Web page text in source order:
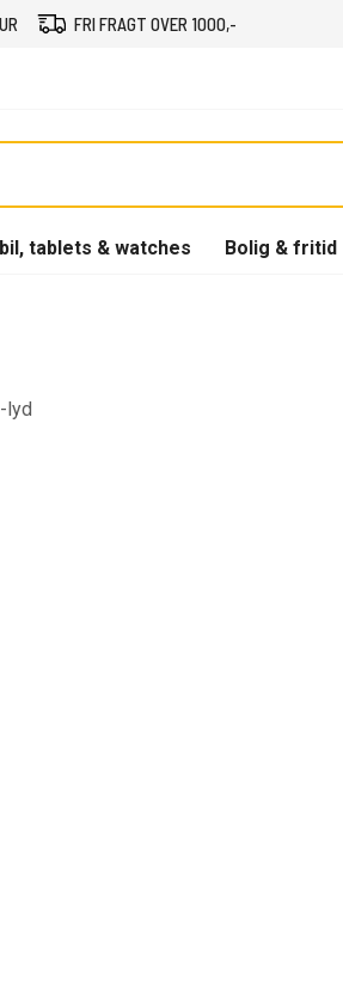
FRI FRAGT OVER 1000,-
tablets & watches Bolig & fritid
lyd